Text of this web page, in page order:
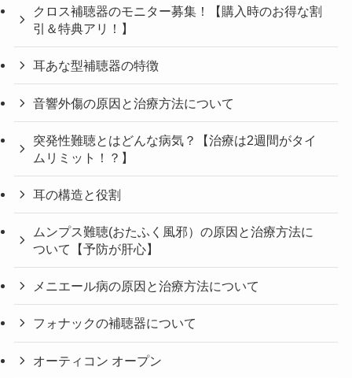
クロス補聴器のモニター募集！【購入時のお得な割
引＆特典アリ！】
耳あな型補聴器の特徴
音響外傷の原因と治療方法について
突発性難聴とはどんな病気？【治療は2週間がタイ
ムリミット！？】
耳の構造と役割
ムンプス難聴(おたふく風邪）の原因と治療方法に
ついて【予防が肝心】
メニエール病の原因と治療方法について
フォナックの補聴器について
オーティコン オープン